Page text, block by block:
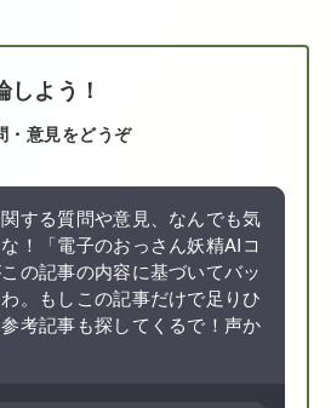
よう！
・意見をどうぞ
する質問や意見、なんでも気
！「電子のおっさん妖精AIコ
の記事の内容に基づいてバッ
。もしこの記事だけで足りひ
考記事も探してくるで！声か